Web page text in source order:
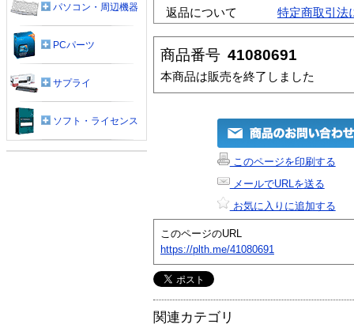
返品について
特定商取引法
商品番号 41080691
本商品は販売を終了しました
このページを印刷する
メールでURLを送る
お気に入りに追加する
このページのURL
https://plth.me/41080691
関連カテゴリ
パソコン・周辺機器
PCパーツ
サプライ
ソフト・ライセンス